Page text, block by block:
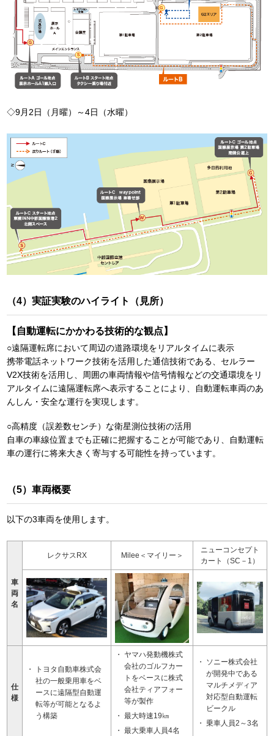
◇9月2日（月曜）～4日（水曜）
（4）実証実験のハイライト（見所）
【自動運転にかかわる技術的な観点】
○遠隔運転席において周辺の道路環境をリアルタイムに表示
携帯電話ネットワーク技術を活用した通信技術である、セルラー
V2X技術を活用し、周囲の車両情報や信号情報などの交通環境をリ
アルタイムに遠隔運転席へ表示することにより、自動運転車両のあ
んしん・安全な運行を実現します。
○高精度（誤差数センチ）な衛星測位技術の活用
自車の車線位置までも正確に把握することが可能であり、自動運転
車の運行に将来大きく寄与する可能性を持っています。
（5）車両概要
以下の3車両を使用します。
車
両
名
レクサスRX Milee＜マイリー＞
ニューコンセプト
カート（SC－1）
仕
様
トヨタ自動車株式会
社の一般乗用車をベ
ースに遠隔型自動運
転等が可能となるよ
う構築
ヤマハ発動機株式
会社のゴルフカー
トをベースに株式
会社ティアフォー
等が製作
最大時速19㎞
最大乗車人員4名
ソニー株式会社
が開発中である
マルチメディア
対応型自動運転
ビークル
乗車人員2～3名